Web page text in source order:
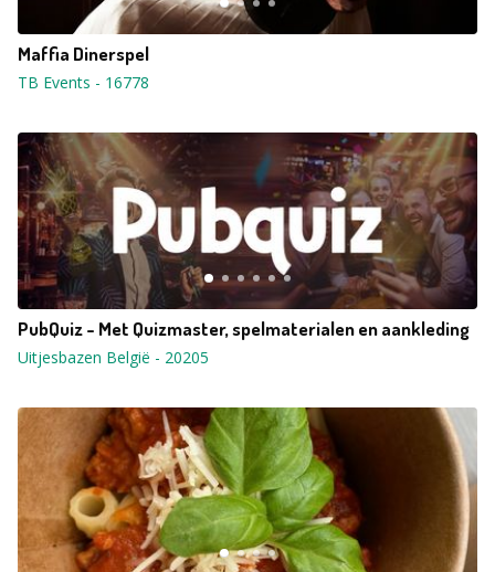
Maffia Dinerspel
TB Events - 16778
PubQuiz - Met Quizmaster, spelmaterialen en aankleding
Uitjesbazen België - 20205